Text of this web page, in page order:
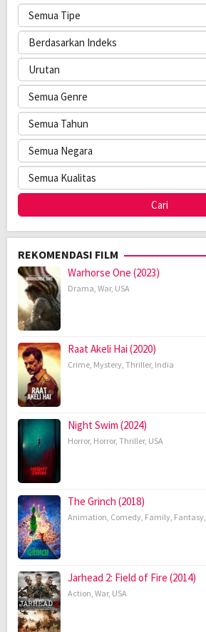
REKOMENDASI FILM
Warhorse One (2023)
Drama, War, USA
Raat Akeli Hai (2020)
Crime, Mystery, Thriller, India
Night Swim (2024)
Horror, Horror, Thriller, USA
The Grinch (2018)
Animation, Comedy, Family, Fantasy,
Jarhead 2: Field of Fire (2014)
Action, War, USA